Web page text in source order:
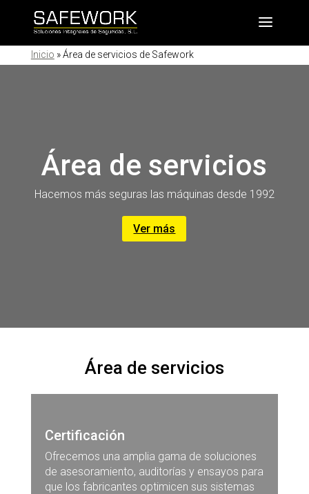
Inicio »Área de servicios de Safework
Área de servicios
Hacemos más seguras las máquinas desde 1992
Ver más
Área de servicios
Certificación
Ofrecemos una amplia gama de soluciones
de asesoramiento, auditorías y ensayos para
que los fabricantes optimicen sus sistemas